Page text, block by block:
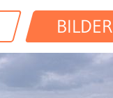
BILDER